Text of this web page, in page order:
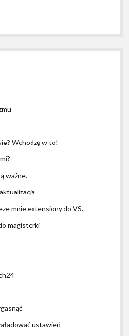
Wchodzę w to!
ważne.
mnie extensiony do VS.
magisterki
ustawień